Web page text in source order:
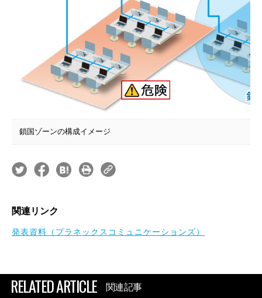
鎖国ゾーンの構成イメージ
関連リンク
発表資料（プラネックスコミュニケーションズ）
RELATED ARTICLE 関連記事